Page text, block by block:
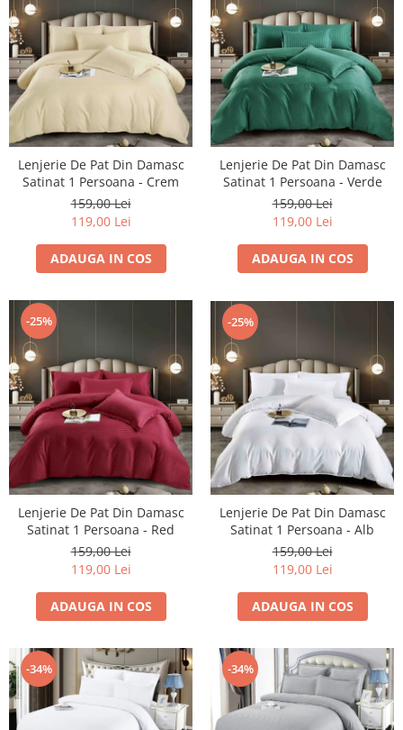
Lenjerie De Pat Din Damasc
Satinat 1 Persoana - Crem
159,00 Lei
119,00 Lei
ADAUGA IN COS
Lenjerie De Pat Din Damasc
Satinat 1 Persoana - Verde
159,00 Lei
119,00 Lei
ADAUGA IN COS
-25%
Lenjerie De Pat Din Damasc
Satinat 1 Persoana - Red
159,00 Lei
119,00 Lei
ADAUGA IN COS
-25%
Lenjerie De Pat Din Damasc
Satinat 1 Persoana - Alb
159,00 Lei
119,00 Lei
ADAUGA IN COS
-34% -34%